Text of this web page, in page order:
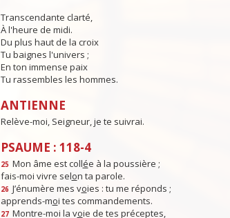
Transcendante clarté,
À l'heure de midi.
Du plus haut de la croix
Tu baignes l'univers ;
En ton immense paix
Tu rassembles les hommes.
ANTIENNE
Relève-moi, Seigneur, je te suivrai.
PSAUME : 118-4
25 Mon âme est collée à la poussière ;
fais-moi vivre selon ta parole.
26 J’énumère mes voies : tu me réponds ;
apprends-moi tes commandements.
27 Montre-moi la voie de tes préceptes,